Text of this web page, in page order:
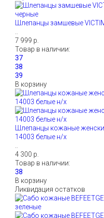
Шлепанцы замшевые
..
7 999 р.
Товар в наличии:
В корзину
Шлепанцы кожаные
14003 белые н/х
..
4 300 р.
Товар в наличии:
В корзину
Ликвидация остатков